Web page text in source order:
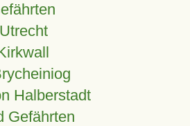
Halberstadt
Gefährten